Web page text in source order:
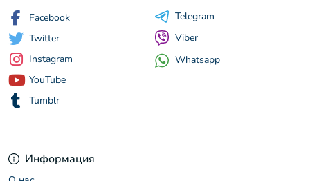
Информация
Facebook
Twitter
Instagram
YouTube
Tumblr
Telegram
Viber
Whatsapp